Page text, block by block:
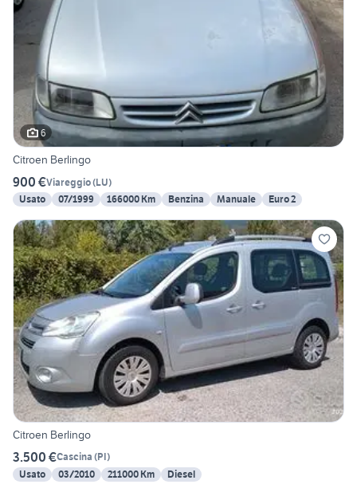
6
Citroen Berlingo
900 €Viareggio(LU)
Usato
07/1999 166000 Km Benzina Manuale Euro 2
Citroen Berlingo
3.500 €Cascina (PI)
Usato
03/2010 211000 Km Diesel